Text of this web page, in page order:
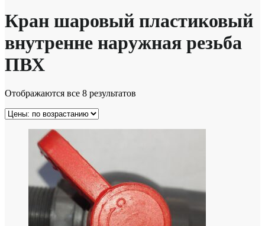
Кран шаровый пластиковый
внутренне наружная резьба
ПВХ
Отображаются все 8 результатов